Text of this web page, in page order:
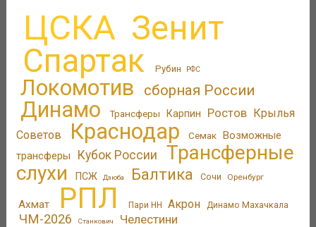
ЦСКА Зенит
Спартак Рубин РФС
Локомотив сборная России
Динамо Трансферы Карпин Ростов Крылья
Советов
Краснодар Семак Возможные
трансферы
Кубок России
Трансферные
слухи
ПСЖ Дзюба Балтика Сочи Оренбург
Ахмат РПЛ Пари НН Акрон Динамо Махачкала
ЧМ-2026 Станкович Челестини